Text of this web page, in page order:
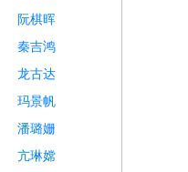
阮棋晖
秦吉鸿
龙古达
玛景帆
潘璐姗
亢琳嫦